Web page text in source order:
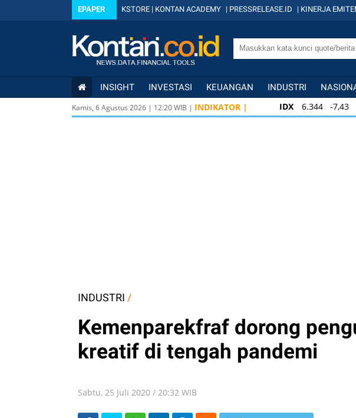
EPAPER KSTORE | KONTAN ACADEMY | PRESSRELEASE.ID | KINERJA
INSIGHT INVESTASI KEUANGAN INDUSTRI
Kamis, 6 Agustus 2026 | 12:20WIB | INDIKATOR | IDX 6.344 -7,43
IDX 6.344 -7,43
INDUSTRI /
Kemenparekfraf dorong
kreatif di tengah pandemi
Sabtu, 25 Juli 2020 / 20:32 WIB